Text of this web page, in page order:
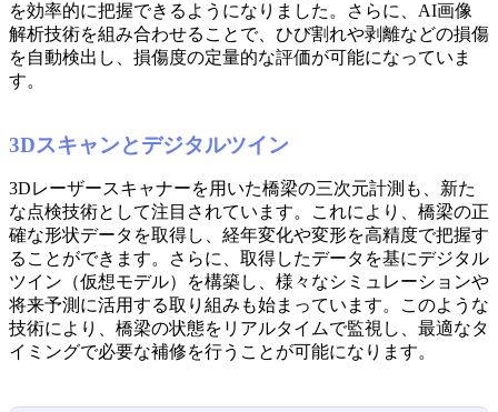
を効率的に把握できるようになりました。さらに、AI画像
解析技術を組み合わせることで、ひび割れや剥離などの損傷
を自動検出し、損傷度の定量的な評価が可能になっていま
す。
3Dスキャンとデジタルツイン
3Dレーザースキャナーを用いた橋梁の三次元計測も、新た
な点検技術として注目されています。これにより、橋梁の正
確な形状データを取得し、経年変化や変形を高精度で把握す
ることができます。さらに、取得したデータを基にデジタル
ツイン（仮想モデル）を構築し、様々なシミュレーションや
将来予測に活用する取り組みも始まっています。このような
技術により、橋梁の状態をリアルタイムで監視し、最適なタ
イミングで必要な補修を行うことが可能になります。